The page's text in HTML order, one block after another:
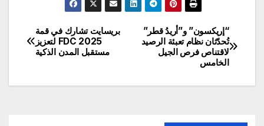
تصفّح
المقالات
بريسايت تشارك في قمة
FDC 2025 لتعزيز
مستقبل المدن الذكية
“إريكسون” و”أريدُ قطر”
تُحدّثان نظام تعبئة الرصيد
لاقتناص فرص الجيل
الخامس